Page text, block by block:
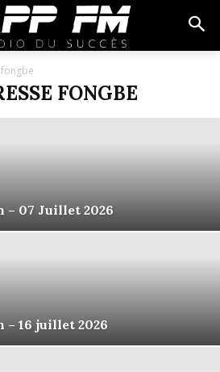
FONGBE
– 07 Juillet 2026
– 16 juillet 2026